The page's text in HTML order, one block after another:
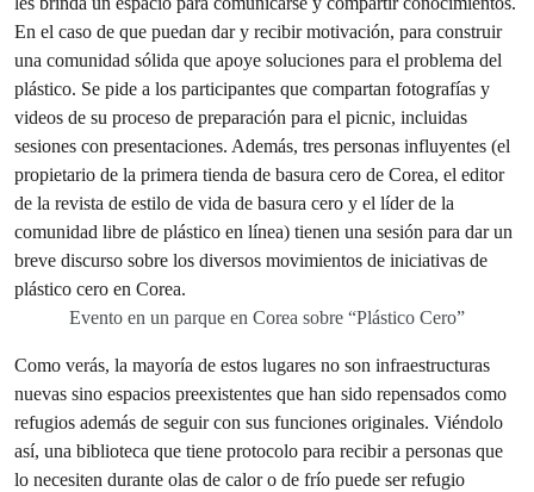
Evento en un parque en Corea sobre “Plástico Cero”
Como verás, la mayoría de estos lugares no son infraestructuras
nuevas sino espacios preexistentes que han sido repensados como
refugios además de seguir con sus funciones originales. Viéndolo
así, una biblioteca que tiene protocolo para recibir a personas que
lo necesiten durante olas de calor o de frío puede ser refugio